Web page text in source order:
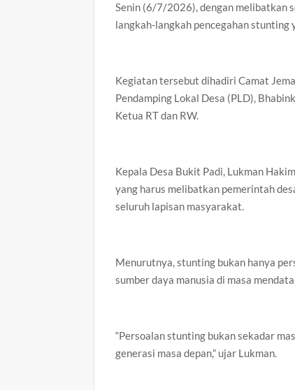
Senin (6/7/2026), dengan melibatkan
langkah-langkah pencegahan stunting
Kegiatan tersebut dihadiri Camat
Pendamping Lokal Desa (PLD),
Ketua RT dan RW.
Kepala Desa Bukit Padi, Lukman
yang harus melibatkan pemerintah
seluruh lapisan masyarakat.
Menurutnya, stunting bukan hanya
sumber daya manusia di masa
“Persoalan stunting bukan sekadar
generasi masa depan,” ujar Lukman.